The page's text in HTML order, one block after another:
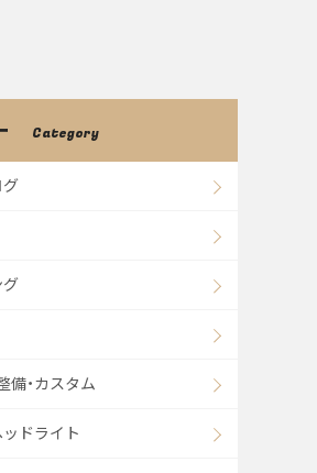
Category
グ
備・カスタム
ッドライト